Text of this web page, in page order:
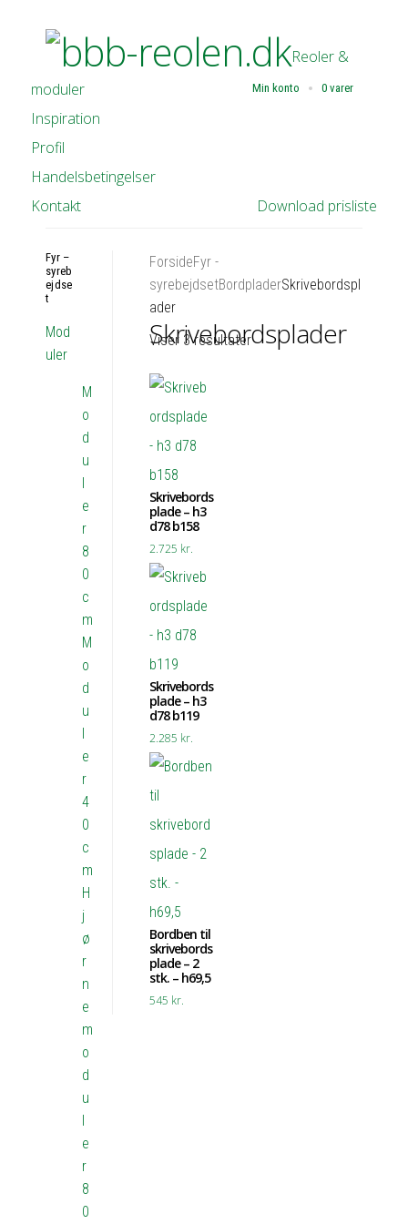
Min konto 0 varer
Reoler &
moduler
Inspiration
Profil
Handelsbetingelser
Download prisliste
Kontakt
ForsideFyr -
syrebejdsetBordpladerSkrivebordspl
ader
Skrivebordsplader
Viser 3 resultater
Skrivebords
plade – h3
d78 b158
2.725 kr.
Skrivebords
plade – h3
d78 b119
2.285 kr.
Bordben til
skrivebords
plade – 2
stk. – h69,5
545 kr.
Fyr –
syreb
ejdse
t
Mod
uler
M
o
d
u
l
e
r
8
0
c
m
M
o
d
u
l
e
r
4
0
c
m
H
j
ø
r
n
e
m
o
d
u
l
e
r
8
0